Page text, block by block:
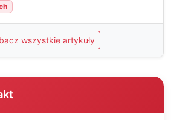
wszystkie artykuły